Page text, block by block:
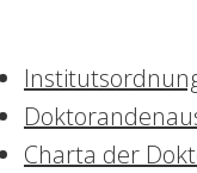
Charta der